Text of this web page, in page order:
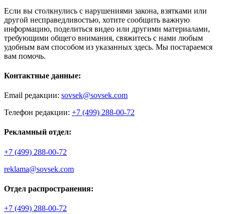
Если вы столкнулись с нарушениями закона, взятками или
другой несправедливостью, хотите сообщить важную
информацию, поделиться видео или другими материалами,
требующими общего внимания, свяжитесь с нами любым
удобным вам способом из указанных здесь. Мы постараемся
вам помочь.
Контактные данные:
Email редакции: sovsek@sovsek.com
Телефон редакции: +7 (499) 288-00-72
Рекламный отдел:
+7 (499) 288-00-72
reklama@sovsek.com
Отдел распространения:
+7 (499) 288-00-72